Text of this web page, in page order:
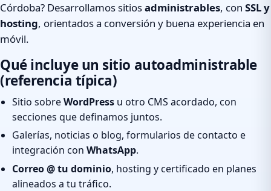
Córdoba? Desarrollamos sitiosadministrables, con SSL y
hosting, orientados a conversión y buena experiencia en
móvil.
Qué incluye un sitio autoadministrable
(referencia típica)
Sitio sobreWordPress u otro CMS acordado, con
secciones que definamos juntos.
Galerías, noticias o blog, formularios de contacto e
integración con WhatsApp.
Correo @ tu dominio, hosting y certificado en planes
alineados a tu tráfico.